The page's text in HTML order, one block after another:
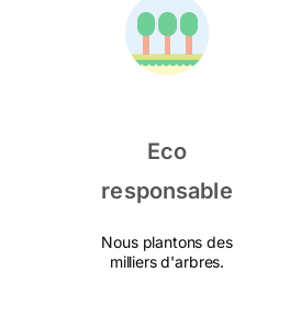
Eco
responsable
Nous plantons des
milliers d'arbres.